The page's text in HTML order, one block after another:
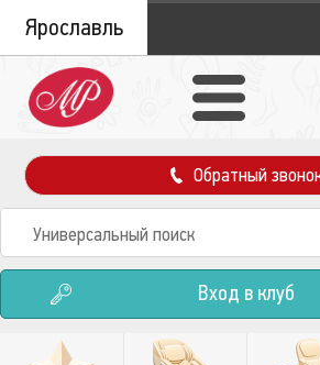
Ярославль
Обратный
Вход в клуб